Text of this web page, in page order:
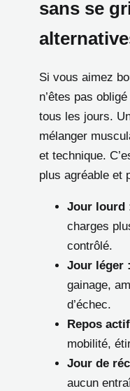
sans se
Si vous aimez
n’êtes pas
tous les jours.
mélanger
et technique.
plus agréable et
Jour lourd
charges
contrôlé.
Jour léger :
gainage,
d’échec.
Repos
mobilité,
Jour de
aucun